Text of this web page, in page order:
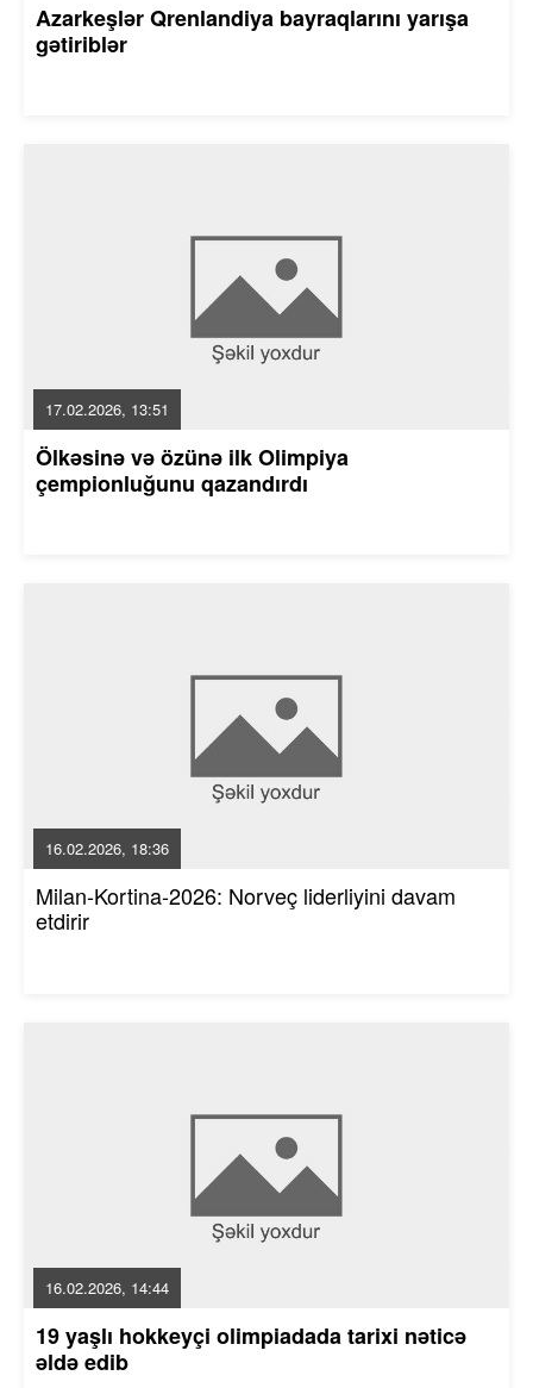
Azarkeşlər Qrenlandiya bayraqlarını yarışa
gətiriblər
17.02.2026, 13:51
Ölkəsinə və özünə ilk Olimpiya
çempionluğunu qazandırdı
16.02.2026, 18:36
Milan-Kortina-2026: Norveç liderliyini davam
etdirir
16.02.2026, 14:44
19 yaşlı hokkeyçi olimpiadada tarixi nəticə
əldə edib